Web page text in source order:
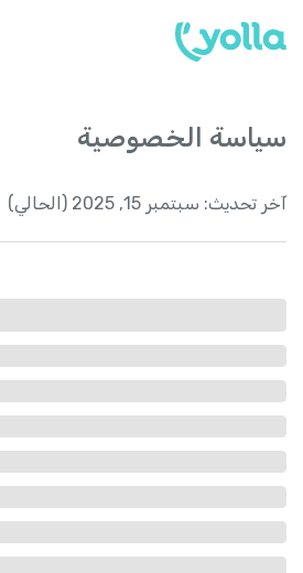
سياسة الخصوصية
آخر تحديث: سبتمبر 15, 2025 (الحالي)